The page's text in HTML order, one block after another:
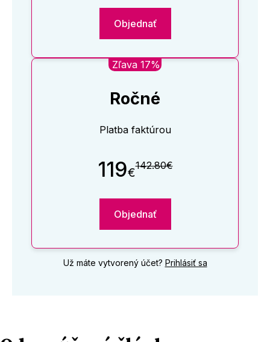
Objednať
Zľava 17%
Ročné
Platba faktúrou
119€142.80€
Objednať
Už máte vytvorený účet? Prihlásiť sa